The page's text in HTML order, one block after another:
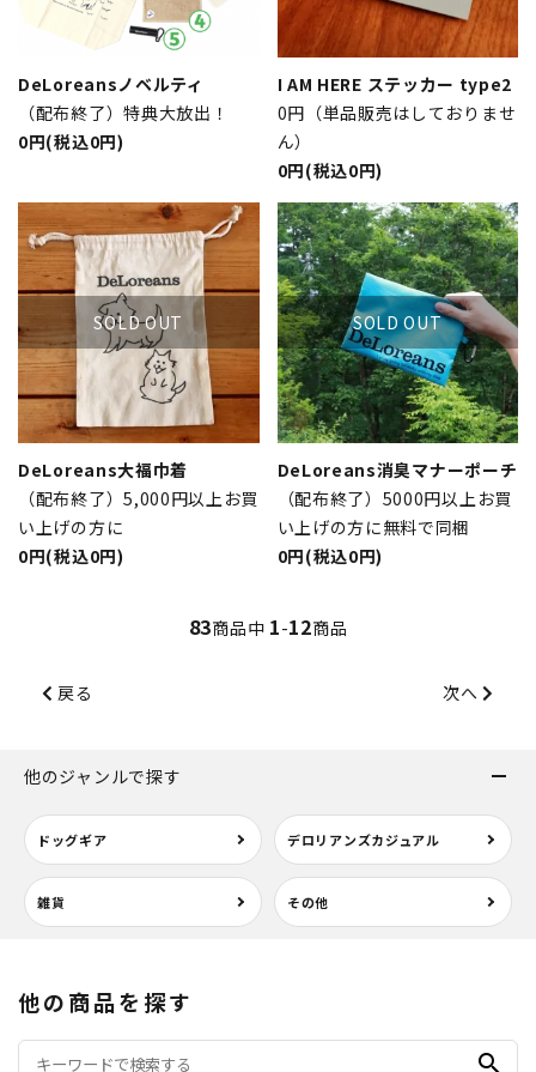
DeLoreansノベルティ
（配布終了）特典大放出！
0円(税込0円)
I AM HERE ステッカー type2
0円（単品販売はしておりませ
ん）
0円(税込0円)
SOLD OUT
DeLoreans大福巾着
（配布終了）5,000円以上お買
い上げの方に
0円(税込0円)
SOLD OUT
DeLoreans消臭マナーポーチ
（配布終了）5000円以上お買
い上げの方に無料で同梱
0円(税込0円)
83商品中 1-12商品
戻る 次へ
他のジャンルで探す
ドッグギア デロリアンズカジュアル
雑貨 その他
他の商品を探す
search